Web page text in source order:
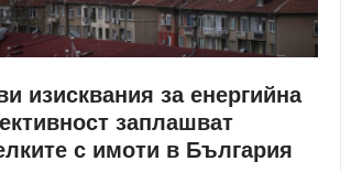
изисквания за енергийна
заплашват
с имоти в България